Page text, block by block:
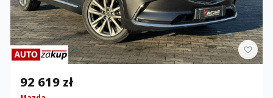
92 619 zł